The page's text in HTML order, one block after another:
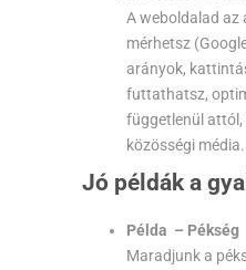
A weboldalad az
mérhetsz
arányok,
futtathatsz,
függetlenül
közösségi média.
Jó példák a
Példa – Pékség
Maradjunk a